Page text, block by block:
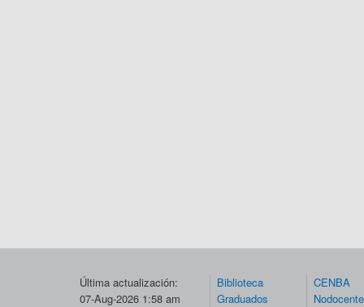
Última actualización:
07-Aug-2026 1:58 am
Biblioteca
Graduados
CENBA